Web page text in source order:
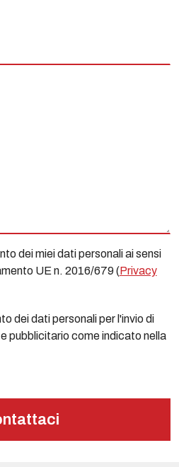
dei miei dati personali ai sensi
UE n. 2016/679 (Privacy
dei dati personali per l'invio di
pubblicitario come indicato nella